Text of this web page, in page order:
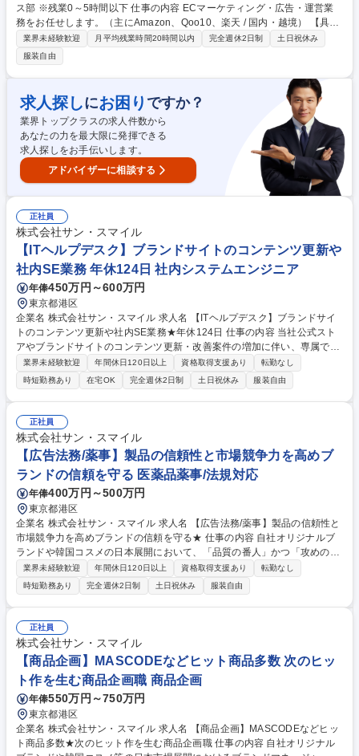
ス部 ※残業0～5時間以下 仕事の内容 ECマーケティング・広告・運営業
務をお任せします。（主にAmazon、Qoo10、楽天 / 国内・越境） 【具体
的な仕事内容】 ■販促企画 / 売上・在庫管理 / 広告運営・レポート作成 / S
EO対策 / 簡単な画像編集 / 簡単な登録作業 【取扱商品】化粧品（日本・韓
国・台湾・アメリカ等）、食品（お菓子・乾麺・調味料等）、雑貨、スポ
ーツ用品、アウトドア用品など 募集職種 【大阪】ECモール運営 カスタマ
ーサクセス部 ※残業0～5時間以下
業界未経験歓迎 月平均残業時間20時間以内 完全週休2日制
土日祝休み
服装自由
求人探しにお困り ですか？
業界トップクラスの求人件数から
あなたの力を最大限に発揮できる
求人探しをお手伝いします。
アドバイザーに相談する
正社員
株式会社サン・スマイル
【ITヘルプデスク】ブランドサイトのコンテンツ更新や
社内SE業務 年休124日 社内システムエンジニア
年俸450万円～600万円
東京都港区
企業名 株式会社サン・スマイル 求人名 【ITヘルプデスク】ブランドサイ
トのコンテンツ更新や社内SE業務★年休124日 仕事の内容 当社公式スト
アやブランドサイトのコンテンツ更新・改善案件の増加に伴い、専属で社
内のITヘルプデスクとして対応いただけるメンバーを募集します！ ◆コー
ポレートサイト、採用サイト、取引先サイトの更新・管理 ◆社内ITヘルプ
デスク対応 ◆キッティング作業 DX推進部の一員として、社員の「困っ
た」を解決するだけでなく、キッティング作業等を通じて、企業の成長を
支えるITインフラ運用の基盤をゼロから支える実感が得られます。 募集職
種 【ITヘルプデスク】ブランドサイトのコンテンツ更新や社内SE業務★
年休124日
業界未経験歓迎 年間休日120日以上 資格取得支援あり
転勤なし
時短勤務あり
在宅OK 完全週休2日制 土日祝休み 服装自由
正社員
株式会社サン・スマイル
【広告法務/薬事】製品の信頼性と市場競争力を高めブ
ランドの信頼を守る 医薬品薬事/法規対応
年俸400万円～500万円
東京都港区
企業名 株式会社サン・スマイル 求人名 【広告法務/薬事】製品の信頼性と
市場競争力を高めブランドの信頼を守る★ 仕事の内容 自社オリジナルブ
ランドや韓国コスメの日本展開において、「品質の番人」かつ「攻めの薬
事」として、製品の信頼性と市場競争力を高め、ブランドの信頼を守るた
めの仕組みづくりを主体的に行える環境です。 ■薬事/法規管理：外部機関
や取引先先との協議。企画意図を汲み薬事リスクを回避と売れる訴求提案
■品質管理体制構築：肌トラブル発生時の対応フロー作成、顧客満足度を
支える仕組み整備 。不良改善依頼 ■薬事/品質の教育推進：社内向け薬事
テスト作成/実施による組織全体の知識向上 。市場調査/トレンド分析：他
社製品分析、自社製品の有効性/安全性試験の設計 募集職種 【広告法務/薬
事】製品の信頼性と市場競争力を高めブランドの信頼を守る★
業界未経験歓迎 年間休日120日以上 資格取得支援あり
転勤なし
時短勤務あり
完全週休2日制 土日祝休み 服装自由
正社員
株式会社サン・スマイル
【商品企画】MASCODEなどヒット商品多数 次のヒッ
ト作を生む商品企画職 商品企画
年俸550万円～750万円
東京都港区
企業名 株式会社サン・スマイル 求人名 【商品企画】MASCODEなどヒッ
ト商品多数★次のヒット作を生む商品企画職 仕事の内容 自社オリジナル